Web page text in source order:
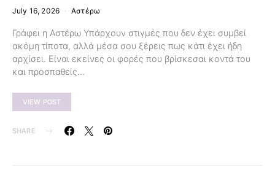
July 16, 2026 Αστέρω
Γράφει η Αστέρω Υπάρχουν στιγμές που δεν έχει συμβεί
ακόμη τίποτα, αλλά μέσα σου ξέρεις πως κάτι έχει ήδη
αρχίσει. Είναι εκείνες οι φορές που βρίσκεσαι κοντά του
και προσπαθείς…
VIEW POST
SHARE